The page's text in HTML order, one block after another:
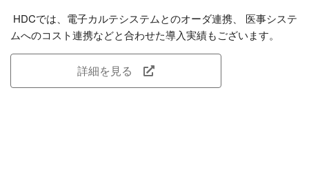
HDCでは、電子カルテシステムとのオーダ連携、 医事システ
ムへのコスト連携などと合わせた導入実績もございます。
詳細を見る